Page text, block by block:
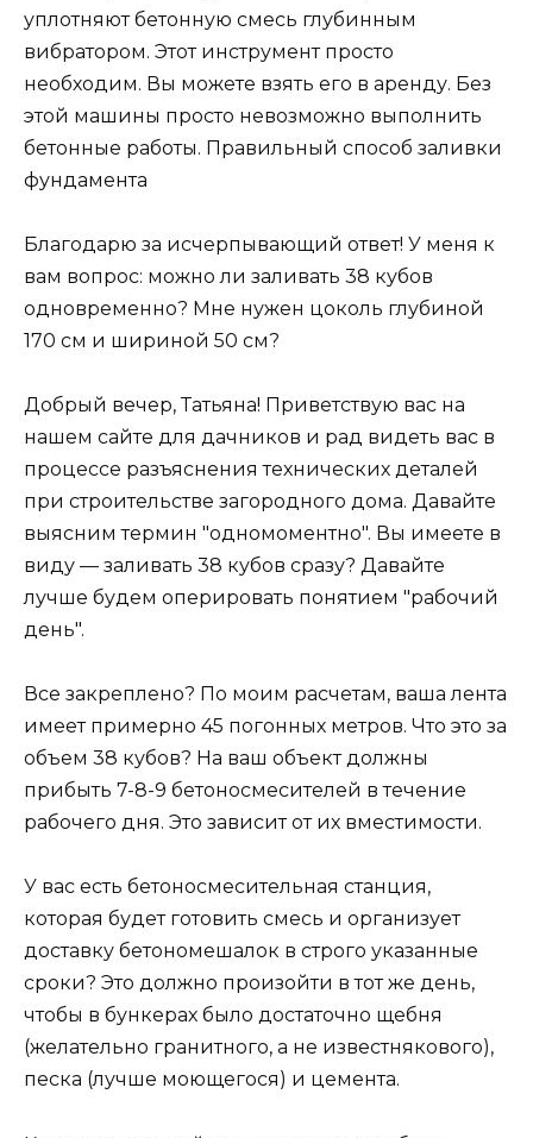
уплотняют бетонную смесь глубинным
вибратором. Этот инструмент просто
необходим. Вы можете взять его в аренду. Без
этой машины просто невозможно выполнить
бетонные работы. Правильный способ заливки
фундамента
Благодарю за исчерпывающий ответ! У меня к
вам вопрос: можно ли заливать 38 кубов
одновременно? Мне нужен цоколь глубиной
170 см и шириной 50 см?
Добрый вечер, Татьяна! Приветствую вас на
нашем сайте для дачников и рад видеть вас в
процессе разъяснения технических деталей
при строительстве загородного дома. Давайте
выясним термин "одномоментно". Вы имеете в
виду — заливать 38 кубов сразу? Давайте
лучше будем оперировать понятием "рабочий
день".
Все закреплено? По моим расчетам, ваша лента
имеет примерно 45 погонных метров. Что это за
объем 38 кубов? На ваш объект должны
прибыть 7-8-9 бетоносмесителей в течение
рабочего дня. Это зависит от их вместимости.
У вас есть бетоносмесительная станция,
которая будет готовить смесь и организует
доставку бетономешалок в строго указанные
сроки? Это должно произойти в тот же день,
чтобы в бункерах было достаточно щебня
(желательно гранитного, а не известнякового),
песка (лучше моющегося) и цемента.